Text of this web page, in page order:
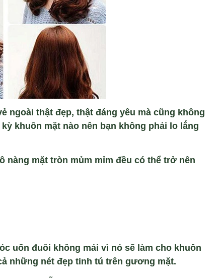
ngoài thật đẹp, thật đáng yêu mà cũng không
khuôn mặt nào nên bạn không phải lo lắng
nàng mặt tròn mủm mỉm đều có thể trở nên
uốn đuôi không mái vì nó sẽ l àm cho khuôn
những nét đẹp tinh tú trên gương mặt.